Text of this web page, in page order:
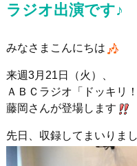
ラジオ出演です♪
みなさまこんにちは
来週3月21日（火）、
ＡＢＣラジオ「ドッキリ
藤岡さんが登場します
先日、収録してまいりまし